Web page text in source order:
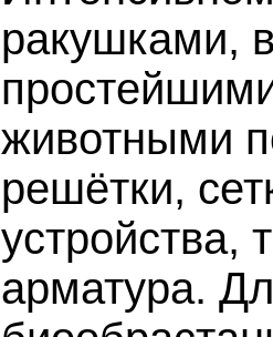
ракушками,
животными
решётки,
устройства,
арматура.